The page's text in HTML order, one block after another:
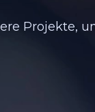
Projekte,